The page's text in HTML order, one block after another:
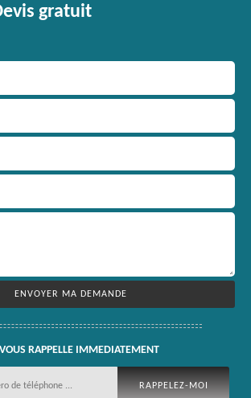
gratuit
RAPPELLE IMMEDIATEMENT